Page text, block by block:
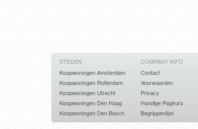
STEDEN
Koopwoningen Amsterdam
Koopwoningen Rotterdam
Koopwoningen Utrecht
Koopwoningen Den Haag
Koopwoningen Den Bosch
COMPANY INFO
Contact
Voorwaarden
Privacy
Handige Pagina's
Begrippenlijst